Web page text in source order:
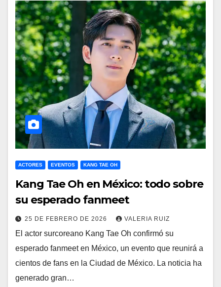
ACTORES EVENTOS KANG TAE OH
Kang Tae Oh en México: todo sobre
su esperado fanmeet
25 DE FEBRERO DE 2026 VALERIA RUIZ
El actor surcoreano Kang Tae Oh confirmó su
esperado fanmeet en México, un evento que reunirá a
cientos de fans en la Ciudad de México. La noticia ha
generado gran…